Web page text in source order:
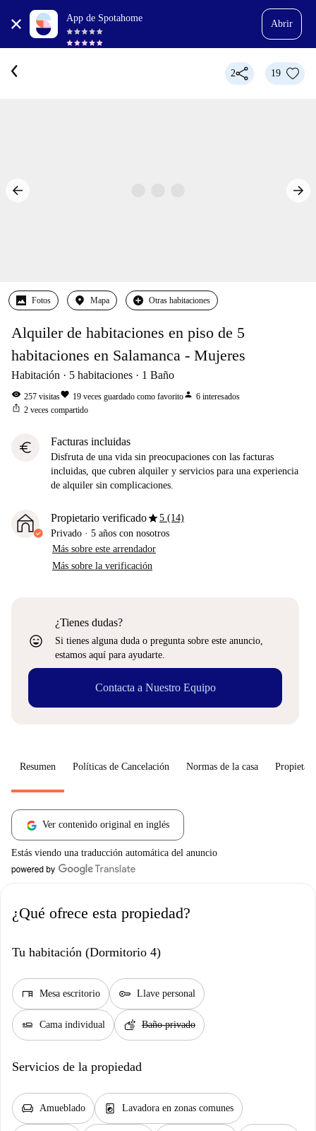
App de Spotahome
Abrir
2 19
Fotos Mapa Otras habitaciones
Alquiler de habitaciones en piso de 5
habitaciones en Salamanca - Mujeres
Habitación 5 habitaciones 1 Baño
visibility 257 visitasfavorite 19 veces guardado como favoritoperson 6 interesados
ios_share 2 veces compartido
euro Facturas incluidas
Disfruta de una vida sin preocupaciones con las facturas
incluidas, que cubren alquiler y servicios para una experiencia
de alquiler sin complicaciones.
Propietario verificadostar5 (14)
Privado · 5 años con nosotros
Más sobre este arrendador
Más sobre la verificación
sentiment_very_satisfied
¿Tienes dudas?
Si tienes alguna duda o pregunta sobre este anuncio,
estamos aquí para ayudarte.
Contacta a Nuestro Equipo
Resumen Políticas de Cancelación Normas de la casa
Ver contenido original en inglés
Estás viendo una traducción automática del anuncio
¿Qué ofrece esta propiedad?
Tu habitación (Dormitorio 4)
desk Mesa escritorio key Llave personal
airline_seat_flat Cama individual soap Baño privado
Servicios de la propiedad
chair Amueblado local_laundry_service Lavadora en zonas comunes